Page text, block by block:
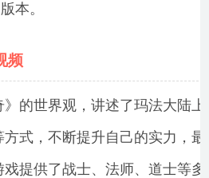
本。
频
的世界观，讲述了玛法大陆
式，不断提升自己的实力，
提供了战士、法师、道士等